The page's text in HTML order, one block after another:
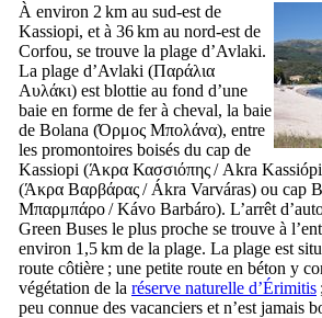
À environ 2 km au sud-est de
Kassiopi, et à 36 km au nord-est de
Corfou, se trouve la plage d’Avlaki.
La plage d’Avlaki (Παράλια
Αυλάκι) est blottie au fond d’une
baie en forme de fer à cheval, la baie
de Bolana (Όρμος Μπολάνα), entre
les promontoires boisés du cap de
Kassiopi (Άκρα Κασσιόπης/ Akra
(Άκρα Βαρβάρας/ Ákra Varváras) ou cap
Μπαρμπάρο/Kávo Barbáro). L’arrêt
Green Buses le plus proche se trouve à
environ 1,5 km de la plage. La plage est
route côtière ; une petite route en béton y
végétation de la réserve naturelle d’Érimitis
peu connue des vacanciers et n’est jamais